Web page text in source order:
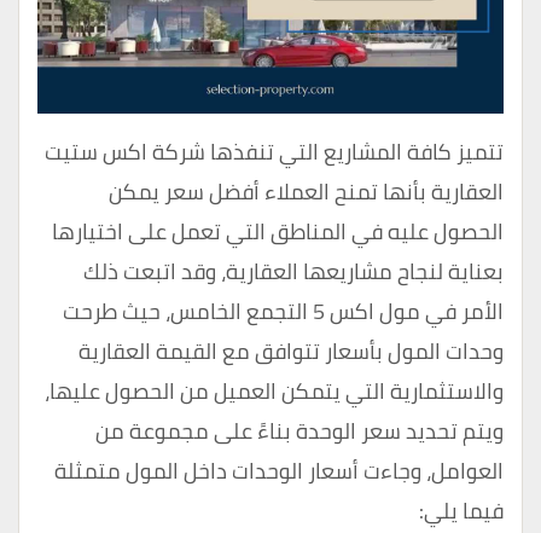
تتميز كافة المشاريع التي تنفذها شركة اكس ستيت
العقارية بأنها تمنح العملاء أفضل سعر يمكن
الحصول عليه في المناطق التي تعمل على اختيارها
بعناية لنجاح مشاريعها العقارية، وقد اتبعت ذلك
الأمر في مول اكس 5 التجمع الخامس، حيث طرحت
وحدات المول بأسعار تتوافق مع القيمة العقارية
والاستثمارية التي يتمكن العميل من الحصول عليها،
ويتم تحديد سعر الوحدة بناءً على مجموعة من
العوامل، وجاءت أسعار الوحدات داخل المول متمثلة
فيما يلي: